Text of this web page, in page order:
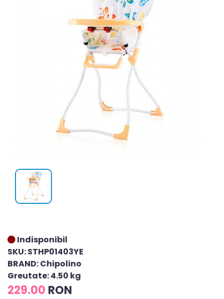
Indisponibil
SKU: STHP01403YE
BRAND: Chipolino
Greutate: 4.50 kg
229.00 RON